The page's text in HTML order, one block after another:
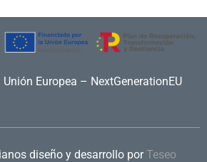
Europea – NextGenerationEU
diseño y desarrollo por Teseo